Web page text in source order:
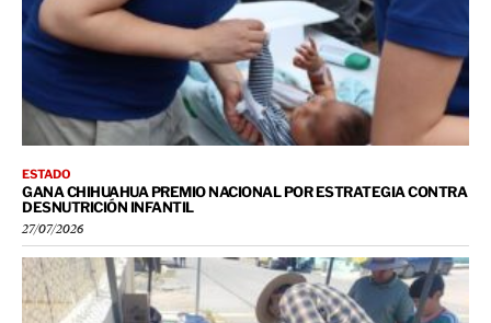
ESTADO
GANA CHIHUAHUA PREMIO NACIONAL POR ESTRATEGIA CONTRA
DESNUTRICIÓN INFANTIL
27/07/2026